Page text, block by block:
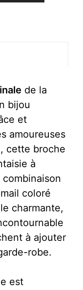
de la
bijou
et
amoureuses
cette broche
à
coloré
charmante,
à ajouter
robe.
est